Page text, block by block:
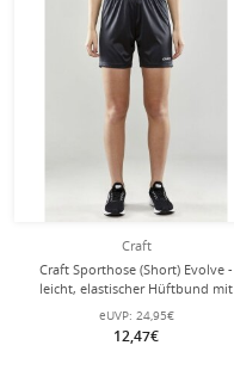
Craft
Craft Sporthose (Short) Evolve -
leicht, elastischer Hüftbund mit
Kordelzug, ohne Seitentaschen -
dunkelgrau Damen
eUVP: 24,95€
12,47€